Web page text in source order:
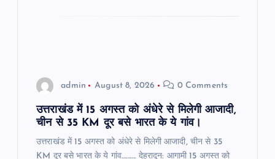
admin August 8, 2026 0 Comments
उत्तराखंड में 15 अगस्त को अंधेरे से मिलेगी आजादी,
चीन से 35 KM दूर बसे भारत के ये गांव।
उत्तराखंड में 15 अगस्त को अंधेरे से मिलेगी आजादी, चीन से 35
KM दूर बसे भारत के ये गांव………. देहरादून: आगामी 15 अगस्त को